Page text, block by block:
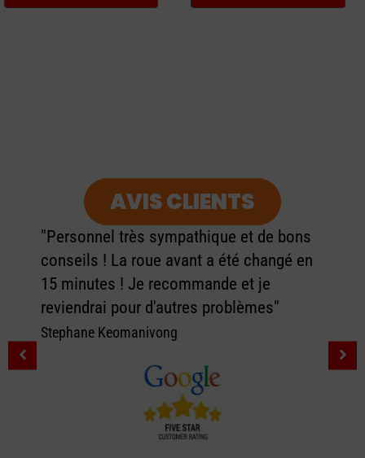
AVIS CLIENTS
"Personnel très sympathique et de bons
conseils ! La roue avant a été changé en
15 minutes ! Je recommande et je
reviendrai pour d'autres problèmes"
Stephane Keomanivong